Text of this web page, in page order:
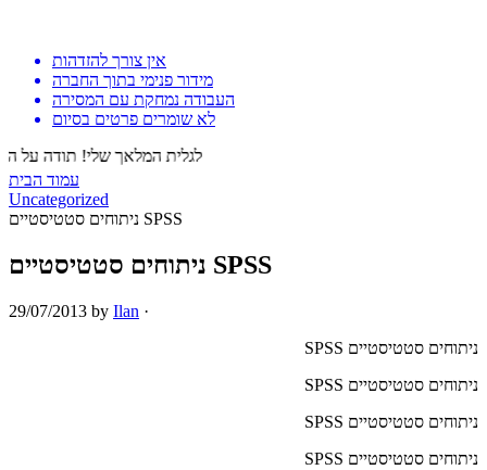
אין צורך להזדהות
מידור פנימי בתוך החברה
העבודה נמחקת עם המסירה
לא שומרים פרטים בסיום
לגלית המלאך שלי! תודה על
עמוד הבית
Uncategorized
ניתוחים סטטיסטיים SPSS
ניתוחים סטטיסטיים SPSS
29/07/2013 by Ilan ·
ניתוחים סטטיסטיים SPSS
ניתוחים סטטיסטיים SPSS
ניתוחים סטטיסטיים SPSS
ניתוחים סטטיסטיים SPSS